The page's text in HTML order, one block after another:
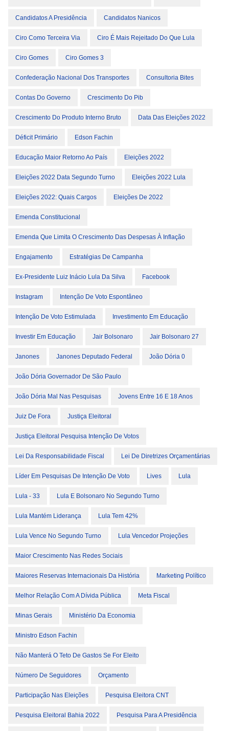
Candidatos A Presidência Candidatos Nanicos
Ciro Como Terceira Via Ciro É Mais Rejeitado Do Que Lula
Ciro Gomes Ciro Gomes 3
Confederação Nacional Dos Transportes Consultoria Bites
Contas Do Governo Crescimento Do Pib
Crescimento Do Produto Interno Bruto Data Das Eleições 2022
Déficit Primário Edson Fachin
Educação Maior Retorno Ao País Eleições 2022
Eleições 2022 Data Segundo Turno Eleições 2022 Lula
Eleições 2022: Quais Cargos Eleições De 2022
Emenda Constitucional
Emenda Que Limita O Crescimento Das Despesas À Inflação
Engajamento Estratégias De Campanha
Ex-Presidente Luiz Inácio Lula Da Silva Facebook
Instagram Intenção De Voto Espontâneo
Intenção De Voto Estimulada Investimento Em Educação
Investir Em Educação Jair Bolsonaro Jair Bolsonaro 27
Janones Janones Deputado Federal João Dória 0
João Dória Governador De São Paulo
João Dória Mal Nas Pesquisas Jovens Entre 16 E 18 Anos
Juiz De Fora Justiça Eleitoral
Justiça Eleitoral Pesquisa Intenção De Votos
Lei Da Responsabilidade Fiscal Lei De Diretrizes Orçamentárias
Líder Em Pesquisas De Intenção De Voto Lives Lula
Lula - 33 Lula E Bolsonaro No Segundo Turno
Lula Mantém Liderança Lula Tem 42%
Lula Vence No Segundo Turno Lula Vencedor Projeções
Maior Crescimento Nas Redes Sociais
Maiores Reservas Internacionais Da História Marketing Político
Melhor Relação Com A Dívida Pública Meta Fiscal
Minas Gerais Ministério Da Economia
Ministro Edson Fachin
Não Manterá O Teto De Gastos Se For Eleito
Número De Seguidores Orçamento
Participação Nas Eleições Pesquisa Eleitora CNT
Pesquisa Eleitoral Bahia 2022 Pesquisa Para A Presidência